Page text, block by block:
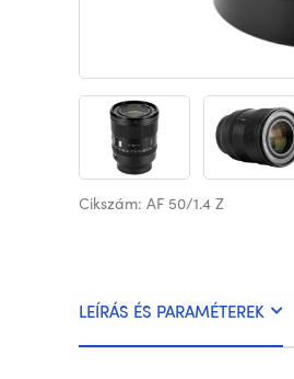
Cikszám: AF 50/1.4 Z
LEÍRÁS ÉS PARAMÉTEREK